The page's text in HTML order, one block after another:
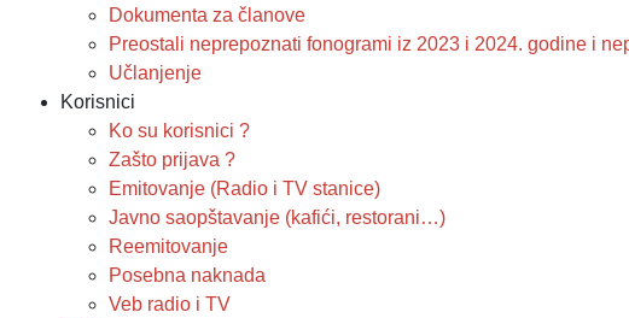
Dokumenta za članove
Preostali neprepoznati fonogrami iz 2023 i 2024. godine i
Učlanjenje
Korisnici
Ko su korisnici ?
Zašto prijava ?
Emitovanje (Radio i TV stanice)
Javno saopštavanje (kafići, restorani…)
Reemitovanje
Posebna naknada
Veb radio i TV